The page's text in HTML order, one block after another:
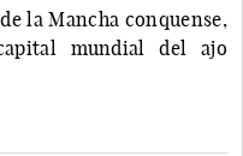
la Mancha conquense,
mundial del ajo